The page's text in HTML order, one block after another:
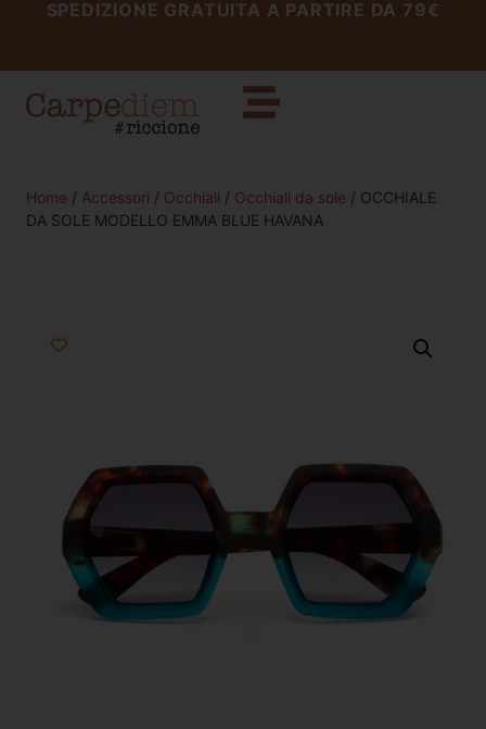
SPEDIZIONE GRATUITA A PARTIRE DA 79€
Home / Accessori / Occhiali / Occhiali da sole / OCCHIALE
DA SOLE MODELLO EMMA BLUE HAVANA